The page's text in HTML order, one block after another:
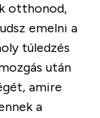
otthonod,
emelni a
túledzés
után
amire
a